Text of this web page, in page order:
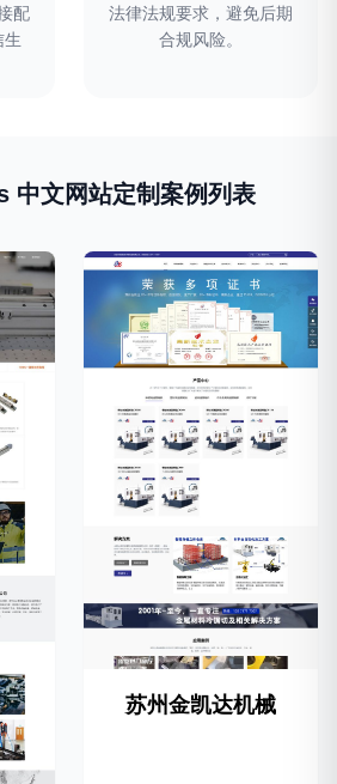
配
生
法律法规要求，避免后期
合规风险。
中文网站定制案例列表
苏州金凯达机械